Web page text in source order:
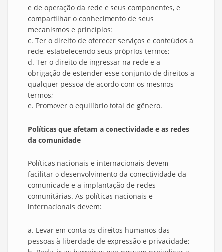
e de operação da rede e seus componentes, e
compartilhar o conhecimento de seus
mecanismos e princípios;
c. Ter o direito de oferecer serviços e conteúdos à
rede, estabelecendo seus próprios termos;
d. Ter o direito de ingressar na rede e a
obrigação de estender esse conjunto de direitos a
qualquer pessoa de acordo com os mesmos
termos;
e. Promover o equilíbrio total de gênero.
Políticas que afetam a conectividade e as redes
da comunidade
Políticas nacionais e internacionais devem
facilitar o desenvolvimento da conectividade da
comunidade e a implantação de redes
comunitárias. As políticas nacionais e
internacionais devem:
a. Levar em conta os direitos humanos das
pessoas à liberdade de expressão e privacidade;